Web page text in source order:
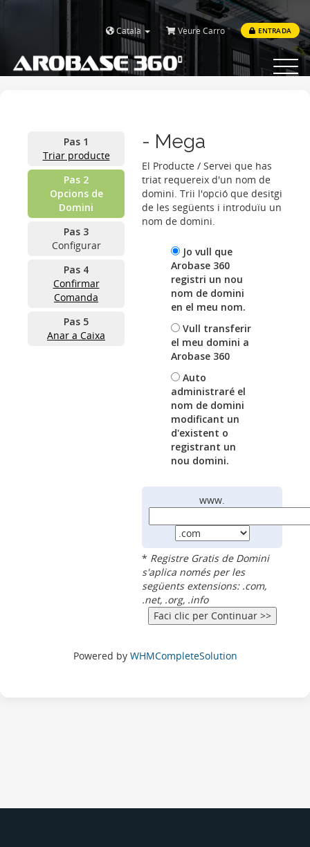
Català Veure Carro ENTRADA
Toggle
Pas 1
Triar producte
Pas 2
Opcions de
Domini
Pas 3
Configurar
Pas 4
Confirmar
Comanda
Pas 5
Anar a Caixa
- Mega
El Producte / Servei que has
triat requereix d'un nom de
domini. Trii l'opció que desitgi
de les següents i introduïu un
nom de domini.
Jo vull que
Arobase 360
registri un nou
nom de domini
en el meu nom.
Vull transferir
el meu domini a
Arobase 360
Auto
administraré el
nom de domini
modificant un
d'existent o
registrant un
nou domini.
www.
* Registre Gratis de Domini
s'aplica només per les
següents extensions: .com,
.net, .org, .info
Powered by WHMCompleteSolution